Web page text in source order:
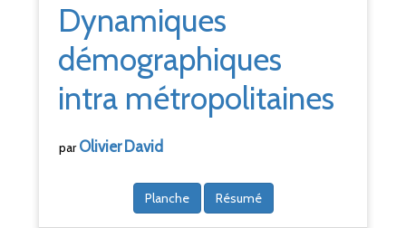
Dynamiques
démographiques
intra métropolitaines
parOlivier David
Planche Résumé